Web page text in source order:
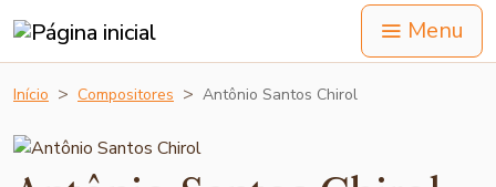
Menu
Início Compositores Antônio Santos Chirol